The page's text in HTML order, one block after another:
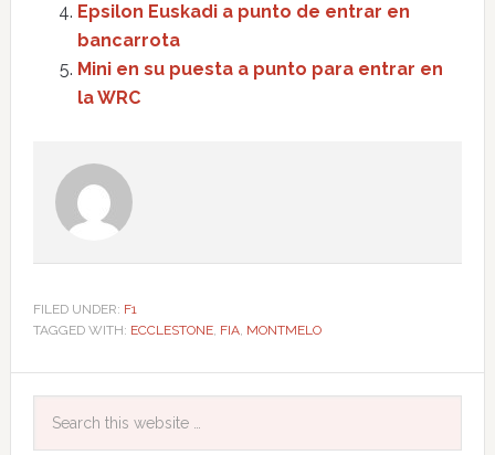
Epsilon Euskadi a punto de entrar en
bancarrota
Mini en su puesta a punto para entrar en
la WRC
FILED UNDER: F1
TAGGED WITH: ECCLESTONE, FIA, MONTMELO